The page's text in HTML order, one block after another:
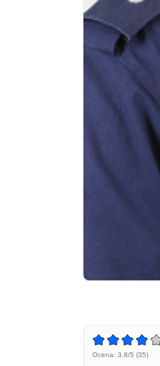
Ocena: 3.8/5 (35)